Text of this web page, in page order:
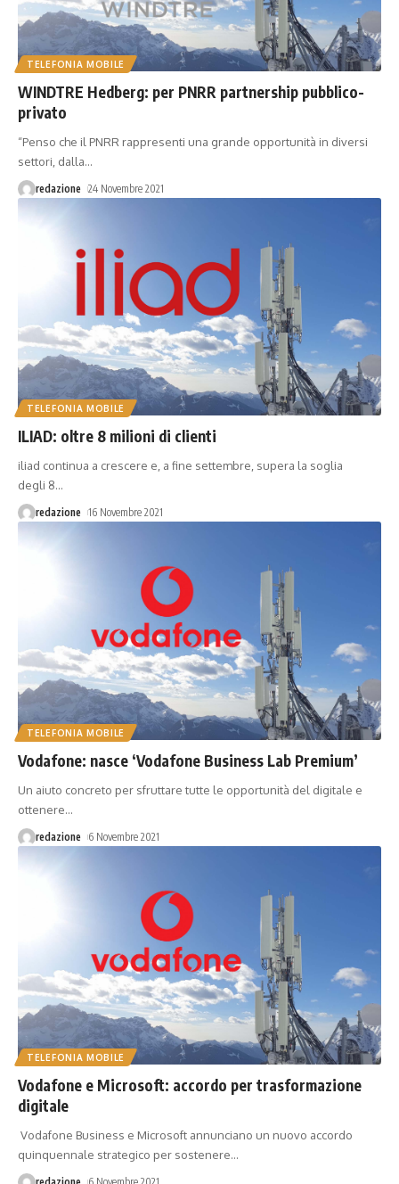
TELEFONIA MOBILE
WINDTRE Hedberg: per PNRR partnership pubblico-
privato
“Penso che il PNRR rappresenti una grande opportunità in diversi
settori, dalla…
redazione 24 Novembre 2021
TELEFONIA MOBILE
ILIAD: oltre 8 milioni di clienti
iliad continua a crescere e, a fine settembre, supera la soglia
degli 8…
redazione 16 Novembre 2021
TELEFONIA MOBILE
Vodafone: nasce ‘Vodafone Business Lab Premium’
Un aiuto concreto per sfruttare tutte le opportunità del digitale e
ottenere…
redazione 6 Novembre 2021
TELEFONIA MOBILE
Vodafone e Microsoft: accordo per trasformazione
digitale
Vodafone Business e Microsoft annunciano un nuovo accordo
quinquennale strategico per sostenere…